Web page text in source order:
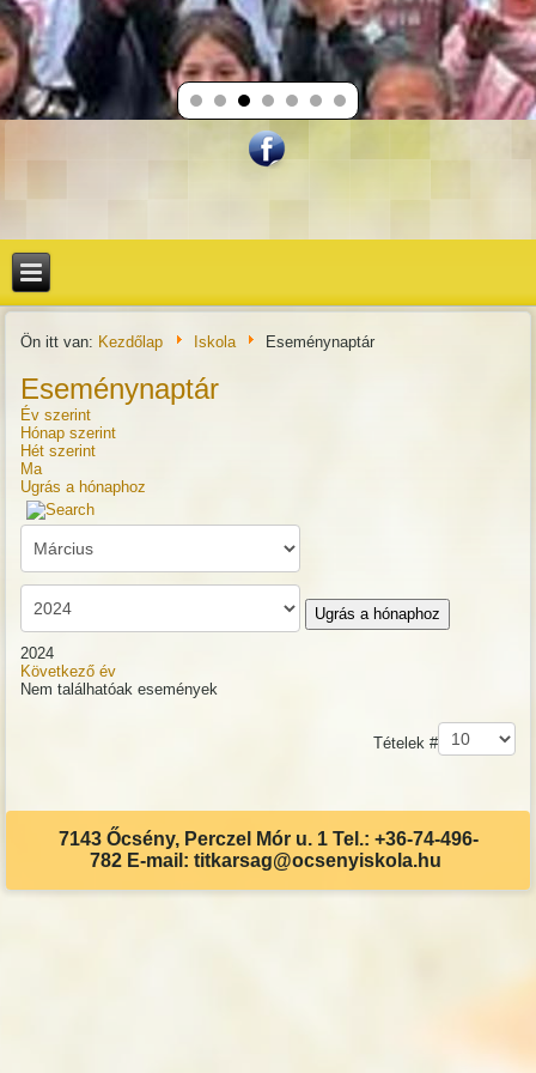
Ön itt van: Kezdőlap Iskola Eseménynaptár
Eseménynaptár
Év szerint
Hónap szerint
Hét szerint
Ma
Ugrás a hónaphoz
Ugrás a hónaphoz
2024
Következő év
Nem találhatóak események
Tételek #
7143 Őcsény, Perczel Mór u. 1 Tel.: +36-74-496-
782 E-mail: titkarsag@ocsenyiskola.hu